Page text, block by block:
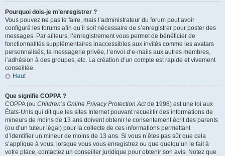
Pourquoi dois-je m’enregistrer ?
Vous pouvez ne pas le faire, mais l’administrateur du forum peut avoir
configuré les forums afin qu’il soit nécessaire de s’enregistrer pour poster des
messages. Par ailleurs, l’enregistrement vous permet de bénéficier de
fonctionnalités supplémentaires inaccessibles aux invités comme les avatars
personnalisés, la messagerie privée, l’envoi d’e-mails aux autres membres,
l’adhésion à des groupes, etc. La création d’un compte est rapide et vivement
conseillée.
Haut
Que signifie COPPA ?
COPPA (ou Children’s Online Privacy Protection Actde 1998) est une loi aux
États-Unis qui dit que les sites Internet pouvant recueillir des informations de
mineurs de moins de 13 ans doivent obtenir le consentement écrit des parents
(ou d’un tuteur légal) pour la collecte de ces informations permettant
d’identifier un mineur de moins de 13 ans. Si vous n’êtes pas sûr que cela
s’applique à vous, lorsque vous vous enregistrez ou que quelqu’un le fait à
votre place, contactez un conseiller juridique pour obtenir son avis. Notez que